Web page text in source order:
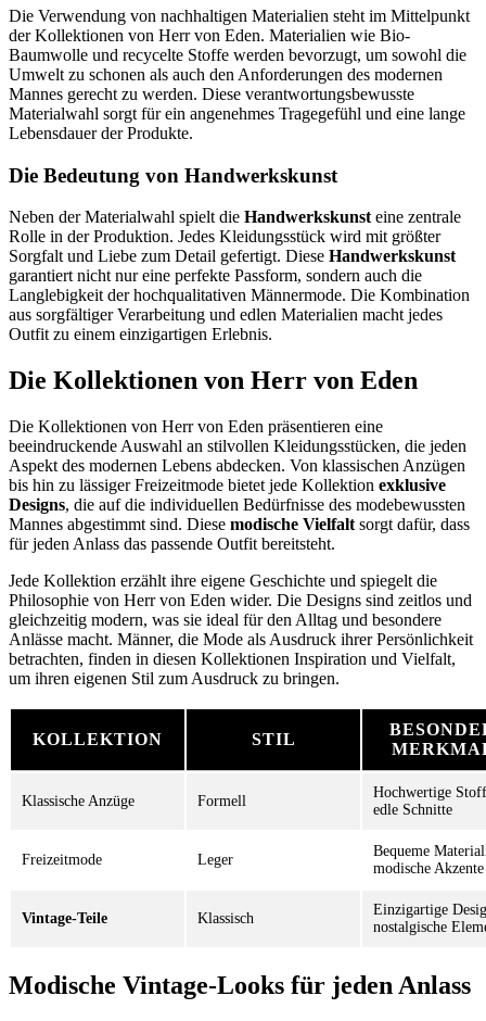
Die Verwendung von nachhaltigen Materialien steht im Mittelpunkt
der Kollektionen von Herr von Eden. Materialien wie Bio-
Baumwolle und recycelte Stoffe werden bevorzugt, um sowohl die
Umwelt zu schonen als auch den Anforderungen des modernen
Mannes gerecht zu werden. Diese verantwortungsbewusste
Materialwahl sorgt für ein angenehmes Tragegefühl und eine lange
Lebensdauer der Produkte.
Die Bedeutung von Handwerkskunst
Neben der Materialwahl spielt die Handwerkskunsteine zentrale
Rolle in der Produktion. Jedes Kleidungsstück wird mit größter
Sorgfalt und Liebe zum Detail gefertigt. Diese Handwerkskunst
garantiert nicht nur eine perfekte Passform, sondern auch die
Langlebigkeit der hochqualitativen Männermode. Die Kombination
aus sorgfältiger Verarbeitung und edlen Materialien macht jedes
Outfit zu einem einzigartigen Erlebnis.
Die Kollektionen von Herr von Eden
Die Kollektionen von Herr von Eden präsentieren eine
beeindruckende Auswahl an stilvollen Kleidungsstücken, die jeden
Aspekt des modernen Lebens abdecken. Von klassischen Anzügen
bis hin zu lässiger Freizeitmode bietet jede Kollektion exklusive
Designs, die auf die individuellen Bedürfnisse des modebewussten
Mannes abgestimmt sind. Diese modische Vielfalt sorgt dafür, dass
für jeden Anlass das passende Outfit bereitsteht.
Jede Kollektion erzählt ihre eigene Geschichte und spiegelt die
Philosophie von Herr von Eden wider. Die Designs sind zeitlos und
gleichzeitig modern, was sie ideal für den Alltag und besondere
Anlässe macht. Männer, die Mode als Ausdruck ihrer Persönlichkeit
betrachten, finden in diesen Kollektionen Inspiration und Vielfalt,
um ihren eigenen Stil zum Ausdruck zu bringen.
KOLLEKTION STIL
Klassische Anzüge Formell
Hochwertige
edle Schnitte
Freizeitmode Leger
Bequeme
modische Akzente
Vintage-Teile Klassisch
Einzigartige
nostalgische
Modische Vintage-Looks für jeden Anlass